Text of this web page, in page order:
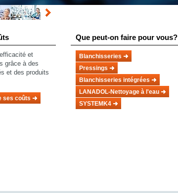
et
grâce à des
et des produits
ses coûts
Que peut-on faire pour vous?
Blanchisseries
Pressings
Blanchisseries intégrées
LANADOL-Nettoyage à l'eau
SYSTEMK4